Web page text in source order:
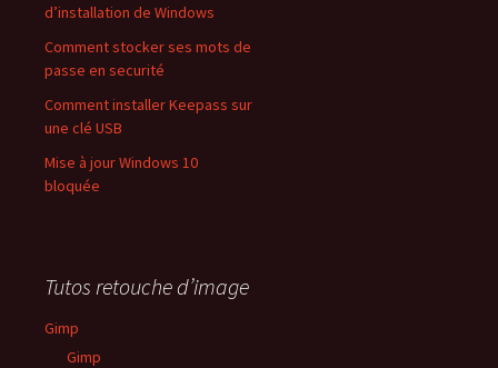
d’installation de Windows
Comment stocker ses mots de
passe en securité
Comment installer Keepass sur
une clé USB
Mise à jour Windows 10
bloquée
Tutos retouche d’image
Gimp
Gimp